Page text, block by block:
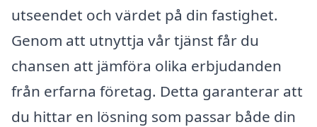
utseendet och värdet på din fastighet.
Genom att utnyttja vår tjänst får du
chansen att jämföra olika erbjudanden
från erfarna företag. Detta garanterar att
du hittar en lösning som passar både din